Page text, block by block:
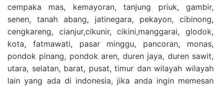
cempaka mas, kemayoran, tanjung priuk, gambir,
senen, tanah abang, jatinegara, pekayon, cibinong,
cengkareng, cianjur,cikunir, cikini,manggarai, glodok,
kota, fatmawati, pasar minggu, pancoran, monas,
pondok pinang, pondok aren, duren jaya, duren sawit,
utara, selatan, barat, pusat, timur dan wilayah wilayah
lain yang ada di indonesia, jika anda ingin memesan